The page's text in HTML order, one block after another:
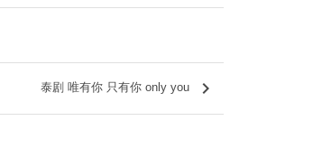
泰剧 唯有你 只有你 only you keyboard_arrow_right